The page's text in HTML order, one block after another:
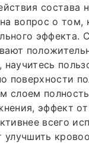
состава
вопрос о том,
эффекта.
поверхности
слоем
эффект
всего